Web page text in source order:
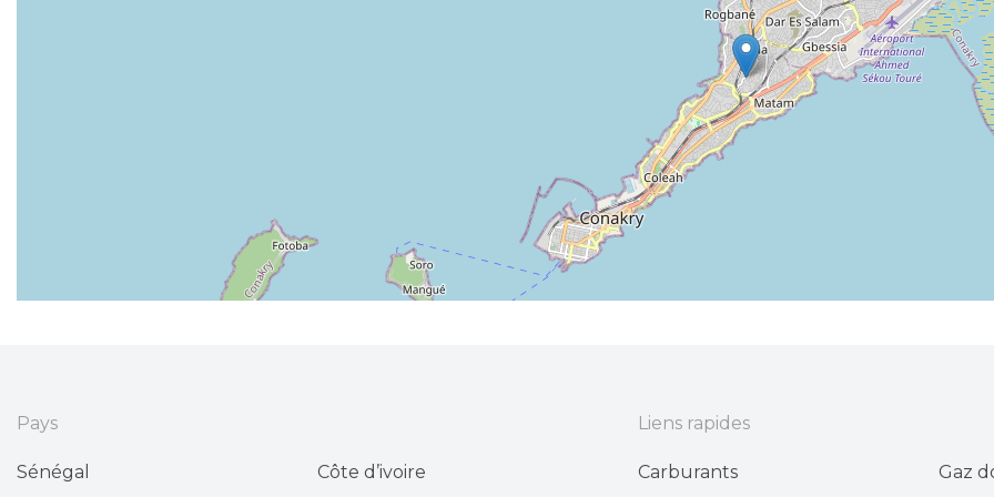
Pays
Sénégal Côte d’ivoire
Liens rapides
Carburants Gaz